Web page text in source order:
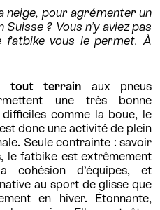
neige, pour agrémenter un
? Vous n’y aviez pas
fatbike vous le permet. À
tout terrain aux pneus
une très bonne
comme la boue, le
donc une activité de plein
Seule contrainte : savoir
le fatbike est extrêmement
cohésion d’équipes, et
au sport de glisse que
en hiver. Étonnante,